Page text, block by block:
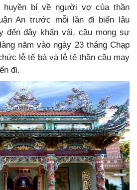
huyền bí về người vợ của thần
An trước mỗi lần đi biển lâu
đến đây khấn vái, cầu mong sự
năm vào ngày 23 tháng Chạp
lễ tế bà và lễ tế thần cầu may
đi.